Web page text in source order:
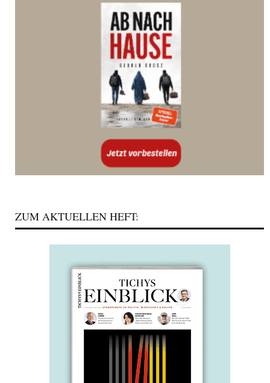
ZUM AKTUELLEN HEFT: